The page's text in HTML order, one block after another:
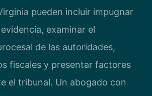
pueden incluir impugnar
examinar el
de las autoridades,
fiscales y presentar factores
el tribunal. Un abogado con